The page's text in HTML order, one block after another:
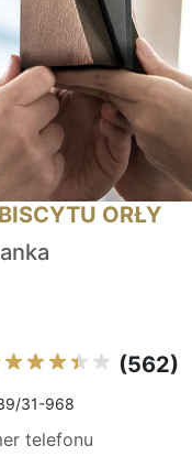
ORŁY
(562)
31-968
telefonu